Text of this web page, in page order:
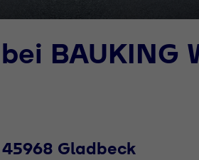
BAUKING
Gladbeck